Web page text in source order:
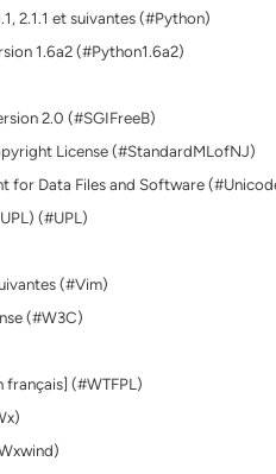
2.1.1 et suivantes (#Python)
1.6a2 (#Python1.6a2)
2.0 (#SGIFreeB)
License (#StandardMLofNJ)
for Data Files and Software
(#UPL)
(#Vim)
(#W3C)
français] (#WTFPL)